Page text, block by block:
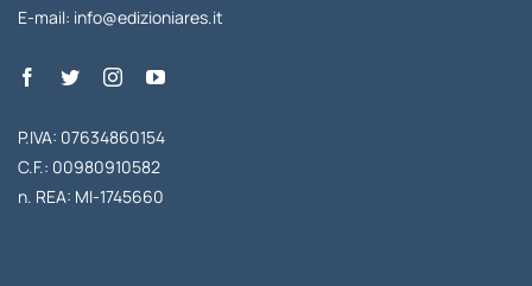
E-mail: info@edizioniares.it
P.IVA: 07634860154
C.F.: 00980910582
n. REA: MI-1745660